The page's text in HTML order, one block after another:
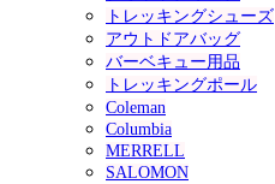
トレッキングシューズ
アウトドアバッグ
バーベキュー用品
トレッキングポール
Coleman
Columbia
MERRELL
SALOMON